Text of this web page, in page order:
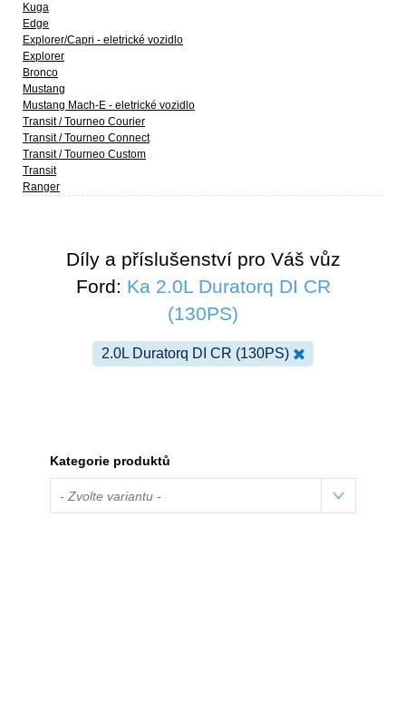
Kuga
Edge
Explorer/Capri - eletrické vozidlo
Explorer
Bronco
Mustang
Mustang Mach-E - eletrické vozidlo
Transit / Tourneo Courier
Transit / Tourneo Connect
Transit / Tourneo Custom
Transit
Ranger
Díly a příslušenství pro Váš vůz
Ford: Ka 2.0L Duratorq DI CR
(130PS)
2.0L Duratorq DI CR (130PS)
Kategorie produktů
- Zvolte variantu -